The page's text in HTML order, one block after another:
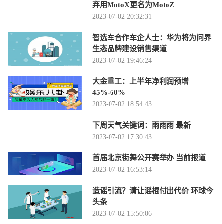
弃用MotoX更名为MotoZ
2023-07-02 20:32:31
智选车合作车企人士：华为将为问界
生态品牌建设销售渠道
2023-07-02 19:46:24
大金重工：上半年净利润预增
45%-60%
2023-07-02 18:54:43
下周天气关键词：雨雨雨 最新
2023-07-02 17:30:43
首届北京街舞公开赛举办 当前报道
2023-07-02 16:53:14
造谣引流？请让谣棍付出代价 环球今
头条
2023-07-02 15:50:06